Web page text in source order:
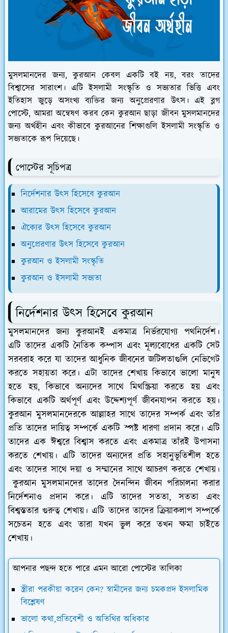
মুসলমানদের জন্য, কুরআন কেবল একটি বই নয়, বরং তাদের
বিশ্বাসের সারাংশ। এটি ইসলামী সংস্কৃতি ও সভ্যতার ভিত্তি এবং
ইতিহাস জুড়ে অসংখ্য ব্যক্তির জন্য অনুপ্রেরণার উৎস। এই ব্লগ
পোস্টে, আমরা অন্বেষণ করব কেন কুরআন ছাড়া জীবন মুসলমানদের
জন্য অর্থহীন এবং কীভাবে কুরআনের শিক্ষাগুলি ইসলামী সংস্কৃতি ও
সভ্যতাকে রূপ দিয়েছে।
পোস্টের সূচিপত্র
নির্দেশনার উৎস হিসেবে কুরআন
আরামের উৎস হিসেবে কুরআন
ঐক্যের উৎস হিসেবে কুরআন
অনুপ্রেরণার উৎস হিসেবে কুরআন
কুরআন ও ইসলামী সংস্কৃতি
কুরআন ও ইসলামী সভ্যতা
নির্দেশনার উৎস হিসেবে কুরআন
মুসলমানদের জন্য কুরআনই একমাত্র নির্ভরযোগ্য পথনির্দেশ।
এটি তাদের একটি নৈতিক কম্পাস এবং মূল্যবোধের একটি সেট
সরবরাহ করে যা তাদের আধুনিক জীবনের জটিলতাগুলি নেভিগেট
করতে সহায়তা করে। এটা তাদের শেখায় কিভাবে ভালো মানুষ
হতে হয়, কিভাবে অন্যদের সাথে মিথস্ক্রিয়া করতে হয় এবং
কিভাবে একটি অর্থপূর্ণ এবং উদ্দেশ্যপূর্ণ জীবনযাপন করতে হয়।
কুরআন মুসলমানদেরকে আল্লাহর সাথে তাদের সম্পর্ক এবং তাঁর
প্রতি তাদের দায়িত্ব সম্পর্কে একটি স্পষ্ট ধারণা প্রদান করে। এটি
তাদের এক ঈশ্বরে বিশ্বাস করতে এবং একমাত্র তাঁরই উপাসনা
করতে শেখায়। এটি তাদের অন্যদের প্রতি সহানুভূতিশীল হতে
এবং তাদের সাথে দয়া ও সম্মানের সাথে আচরণ করতে শেখায়।
কুরআন মুসলমানদের তাদের দৈনন্দিন জীবন পরিচালনা করার
নির্দেশনাও প্রদান করে। এটি তাদের সততা, সততা এবং
বিশ্বস্ততার গুরুত্ব শেখায়। এটি তাদের তাদের ক্রিয়াকলাপ সম্পর্কে
সচেতন হতে এবং তারা যখন ভুল করে তখন ক্ষমা চাইতে
শেখায়।
আপনার পছন্দ হতে পারে এমন আরো পোস্টের তালিকা
স্ত্রীরা পরকীয়া করেন কেন? স্বামীদের জন্য চমকপ্রদ ইসলামিক
বিশ্লেষণ
ভালো কথা,প্রতিবেশী ও অতিথির অধিকার